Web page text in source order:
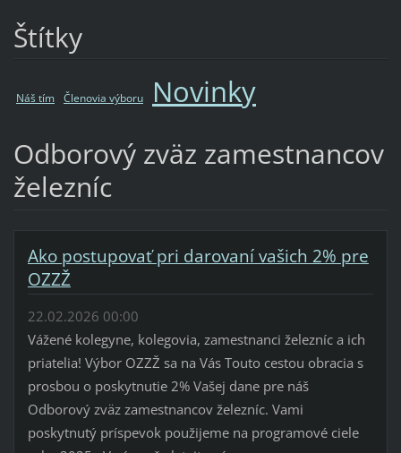
Štítky
Náš tím Členovia výboru Novinky
Odborový zväz zamestnancov
železníc
Ako postupovať pri darovaní vašich 2% pre
OZZŽ
22.02.2026 00:00
Vážené kolegyne, kolegovia, zamestnanci železníc a ich
priatelia! Výbor OZZŽ sa na Vás Touto cestou obracia s
prosbou o poskytnutie 2% Vašej dane pre náš
Odborový zväz zamestnancov železníc. Vami
poskytnutý príspevok použijeme na programové ciele